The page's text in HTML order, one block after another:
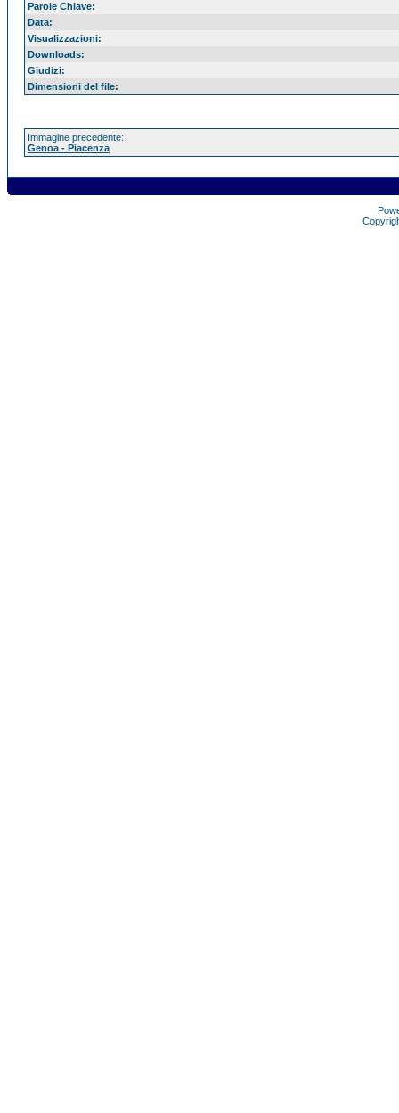
Parole Chiave:
Data:
Visualizzazioni:
Downloads:
Giudizi:
Dimensioni del file:
Immagine precedente:
Genoa - Piacenza